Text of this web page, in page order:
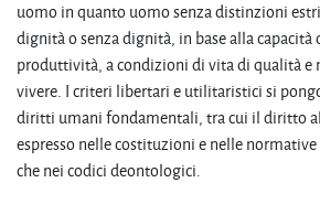
uomo in quanto uomo senza distinzioni
dignità o senza dignità, in base alla
produttività, a condizioni di vita di qualità e
vivere. I criteri libertari e utilitaristici si
diritti umani fondamentali, tra cui il diritto
espresso nelle costituzioni e nelle
che nei codici deontologici.